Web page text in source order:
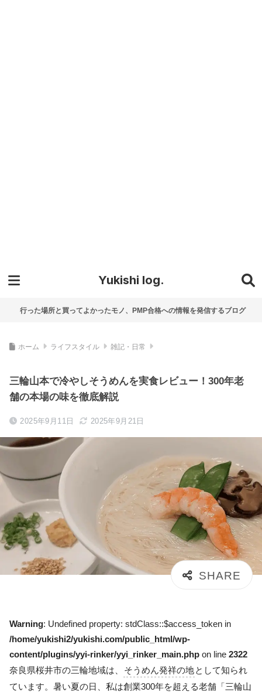
Yukishi log.
行った場所と買ってよかったモノ、PMP合格への情報を発信するブログ
ホーム ライフスタイル 雑記・日常
三輪山本で冷やしそうめんを実食レビュー！300年老
舗の本場の味を徹底解説
2025年9月11日 2025年9月21日
Warning: Undefined property: stdClass::$access_token in
/home/yukishi2/yukishi.com/public_html/wp-
content/plugins/yyi-rinker/yyi_rinker_main.php on line 2322
奈良県桜井市の三輪地域は、
そうめん発祥の地として知られ
ています。暑い夏の日、私は創業300年を超える老舗「三輪山